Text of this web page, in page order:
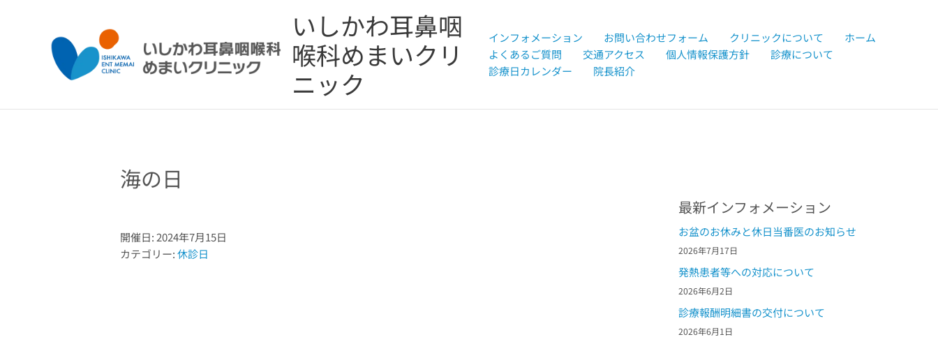
プ
いしかわ耳鼻咽
喉科めまいクリ
ニック
インフォメーション お問い合わせフォーム クリニックについて
ホーム
よくあるご質問
交通アクセス 個人情報保護方針
診療について
診療日カレンダー
院長紹介
海の日
開催日: 2024年7月15日
カテゴリー:休診日
最新インフォメーション
お盆のお休みと休日当番医のお知らせ
2026年7月17日
発熱患者等への対応について
2026年6月2日
診療報酬明細書の交付について
2026年6月1日